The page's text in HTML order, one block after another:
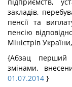
закладів,
пенсії та
пенсію
Міністрів
{Абзац перший
змінами,
01.07.2014 }